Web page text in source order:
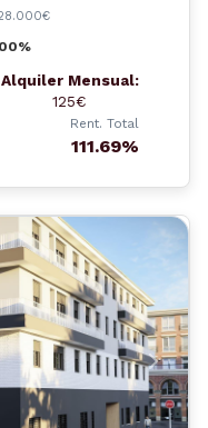
Alquiler Mensual:
125€
Rent. Total
111.69%